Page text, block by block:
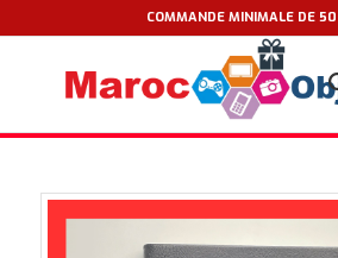
COMMANDE MINIMALE DE 50